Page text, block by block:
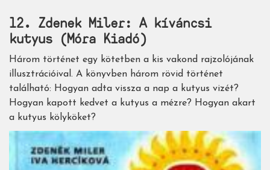
12. Zdenek Miler: A kíváncsi
kutyus (Móra Kiadó)
Három történet egy kötetben a kis vakond rajzolójának
illusztrációival. A könyvben három rövid történet
található: Hogyan adta vissza a nap a kutyus vizét?
Hogyan kapott kedvet a kutyus a mézre? Hogyan akart
a kutyus kölyköket?